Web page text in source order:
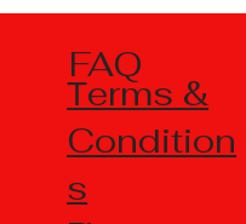
FAQ
Тerms &
Condition
s